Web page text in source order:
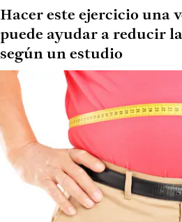
Hacer este ejercicio una
puede ayudar a reducir
según un estudio